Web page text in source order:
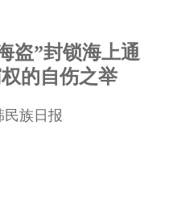
盗”封锁海上通
的自伤之举
民族日报